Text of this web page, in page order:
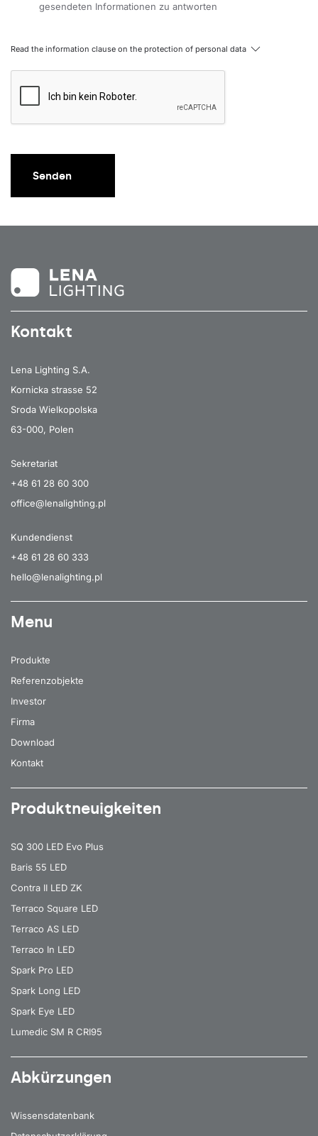
gesendeten Informationen zu antworten
Read the information clause on the protection of personal data
Senden
Kontakt
Lena Lighting S.A.
Kornicka strasse 52
Sroda Wielkopolska
63-000, Polen
Sekretariat
+48 61 28 60 300
office@lenalighting.pl
Kundendienst
+48 61 28 60 333
hello@lenalighting.pl
Menu
Produkte
Referenzobjekte
Investor
Firma
Download
Kontakt
Produktneuigkeiten
SQ 300 LED Evo Plus
Baris 55 LED
Contra II LED ZK
Terraco Square LED
Terraco AS LED
Terraco In LED
Spark Pro LED
Spark Long LED
Spark Eye LED
Lumedic SM R CRI95
Abkürzungen
Wissensdatenbank